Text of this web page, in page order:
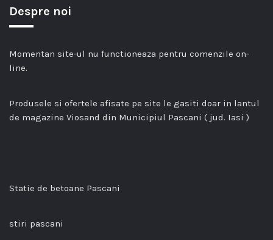
Despre noi
Momentan site-ul nu functioneaza pentru comenzile on-
line.
Produsele si ofertele afisate pe site le gasiti doar in lantul
de magazine Viosand din Municipiul Pascani ( jud. Iasi )
Statie de betoane Pascani
stiri pascani